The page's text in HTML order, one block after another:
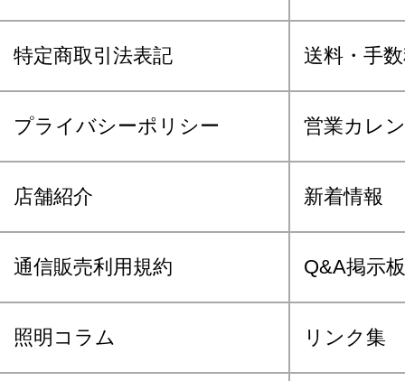
特定商取引法表記 送料・手
プライバシーポリシー 営業カレ
店舗紹介 新着情報
通信販売利用規約 Q&A掲示板
照明コラム リンク集